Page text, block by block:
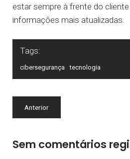
estar sempre à frente do
informações mais atualizadas.
Tags:
cibersegurança tecnologia
Anterior
Sem comentários